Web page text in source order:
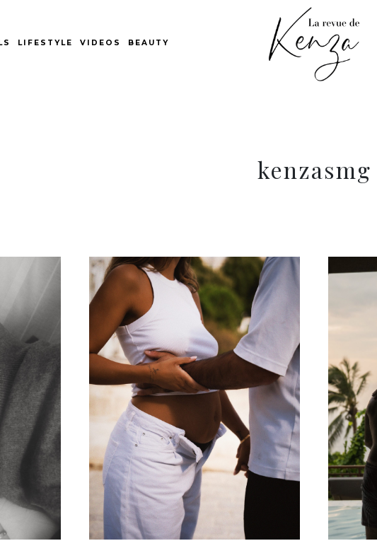
LIFESTYLE VIDEOS BEAUTY
kenzasmg